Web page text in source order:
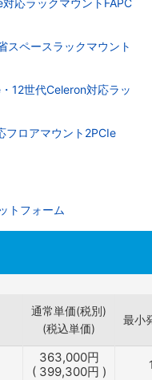
スペースラックマウント
12世代Celeron対応ラッ
フロアマウント2PCIe
トフォーム
通常単価(税別)
(税込単価)
最小
363,000円
( 399,300円 )